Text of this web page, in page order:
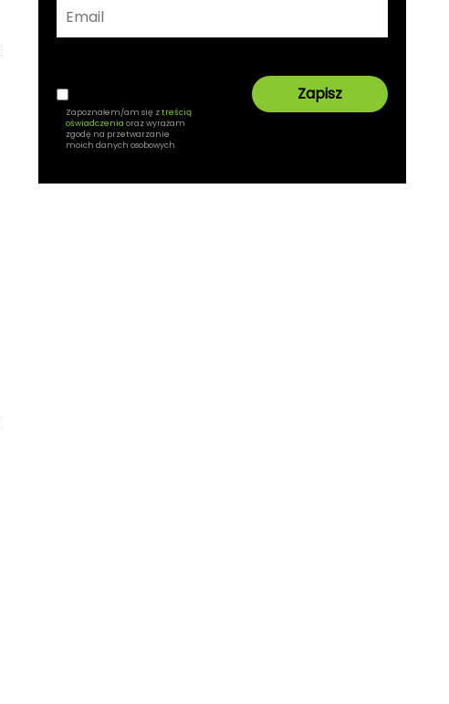
Zapoznałem/am się ztreścią
oświadczenia oraz wyrażam
zgodę na przetwarzanie
moich danych osobowych.